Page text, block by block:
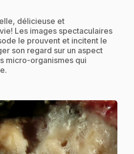
délicieuse et
Les images spectaculaires
le prouvent et incitent le
son regard sur un aspect
micro-organismes qui